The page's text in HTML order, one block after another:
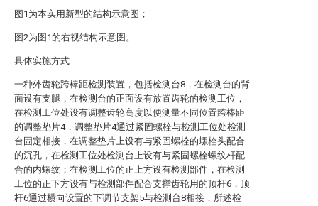
图1为本实用新型的结构示意图；
图2为图1的右视结构示意图。
具体实施方式
一种外齿轮跨棒距检测装置，包括检测台8，在检测台的背
面设有支腿，在检测台的正面设有放置齿轮的检测工位，
在检测工位处设有调整齿轮高度以便测量不同位置跨棒距
的调整垫片4，调整垫片4通过紧固螺栓与检测工位处检测
台固定相接，在调整垫片上设有与紧固螺栓的螺栓头配合
的沉孔，在检测工位处检测台上设有与紧固螺栓螺纹杆配
合的内螺纹；在检测工位的正上方设有检测部件，在检测
工位的正下方设有与检测部件配合支撑齿轮用的顶杆6，顶
杆6通过横向设置的下调节支架5与检测台8相接，所述检